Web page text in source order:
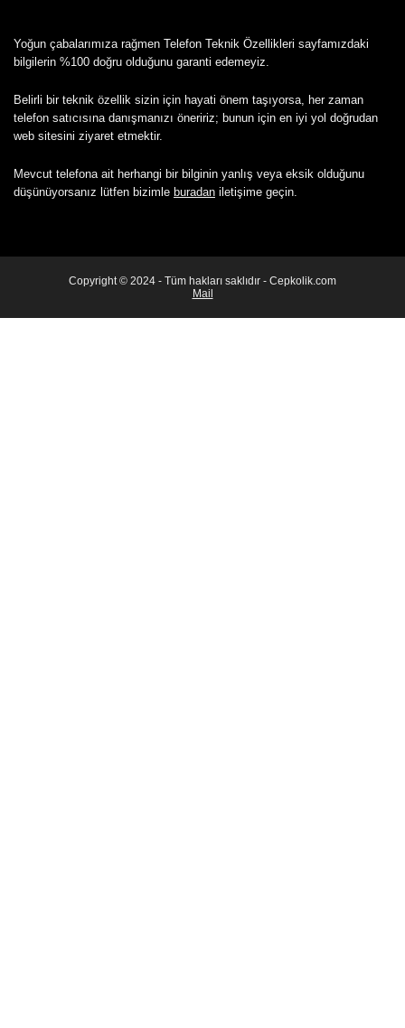
Yoğun çabalarımıza rağmen Telefon Teknik Özellikleri sayfamızdaki
bilgilerin %100 doğru olduğunu garanti edemeyiz.
Belirli bir teknik özellik sizin için hayati önem taşıyorsa, her zaman
telefon satıcısına danışmanızı öneririz; bunun için en iyi yol doğrudan
web sitesini ziyaret etmektir.
Mevcut telefona ait herhangi bir bilginin yanlış veya eksik olduğunu
düşünüyorsanız lütfen bizimle buradan iletişime geçin.
Copyright © 2024 - Tüm hakları saklıdır - Cepkolik.com
Mail